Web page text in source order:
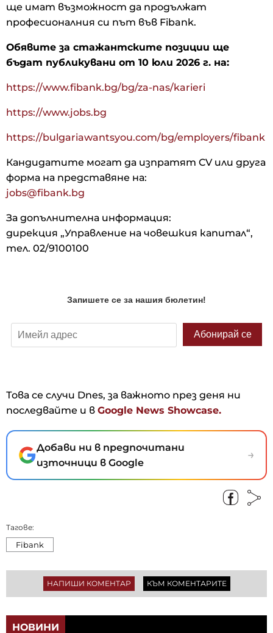
ще имат възможност да продължат
професионалния си път във Fibank.
Обявите за стажантските позиции ще
бъдат публикувани от 10 юли 2026 г. на:
https://www.fibank.bg/bg/za-nas/karieri
https://www.jobs.bg
https://bulgariawantsyou.com/bg/employers/fibank
Кандидатите могат да изпратят CV или друга
форма на представяне на:
jobs@fibank.bg
За допълнителна информация:
дирекция „Управление на човешкия капитал“,
тел. 02/9100100
Това се случи Dnes, за важното през деня ни
последвайте и в Google News Showcase.
Добави ни в предпочитани
източници в Google
→
Тагове:
Fibank
НАПИШИ КОМЕНТАР КЪМ КОМЕНТАРИТЕ
НОВИНИ